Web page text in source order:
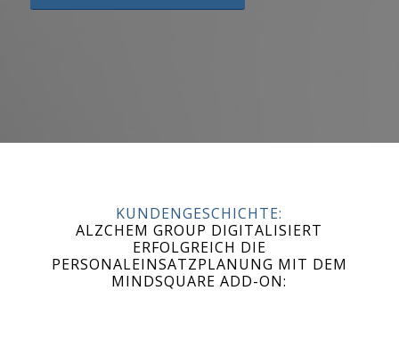
KUNDENGESCHICHTE:
ALZCHEM GROUP DIGITALISIERT
ERFOLGREICH DIE
PERSONALEINSATZPLANUNG MIT DEM
MINDSQUARE ADD-ON: